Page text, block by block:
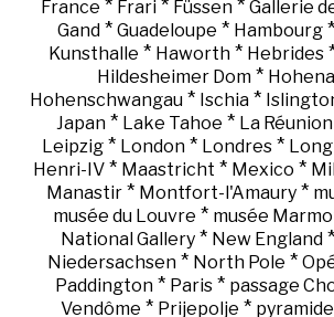
France * Frari* Füssen* Gallerie
Gand * Guadeloupe * Hambourg *
Kunsthalle * Haworth* Hebrides
Hildesheimer Dom *
Hohenschwangau * Ischia *
Japan* Lake Tahoe * La Réunion
Leipzig* London* Londres*
Henri-IV * Maastricht * Mexico *
Manastir * Montfort-l'Amaury *
musée du Louvre * musée
National Gallery* New England*
Niedersachsen* North Pole *
Paddington * Paris * passage
Vendôme * Prijepolje *